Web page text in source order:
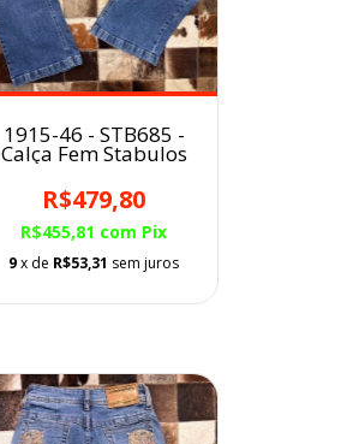
1915-46 - STB685 -
Calça Fem Stabulos
R$479,80
R$455,81 com Pix
9x de R$53,31 sem juros